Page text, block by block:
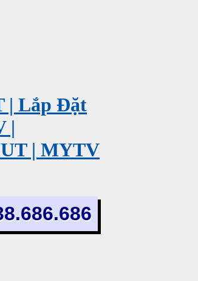
| Lắp Đặt
|
| MYTV